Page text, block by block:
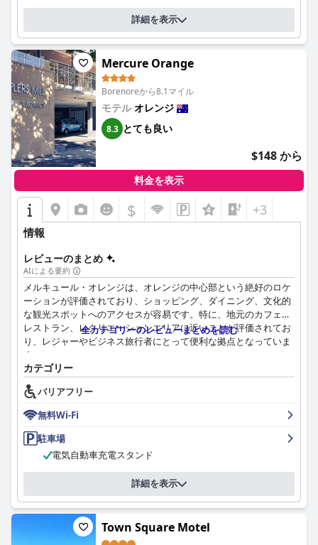
詳細を表示
Mercure Orange
Borenoreから8.1マイル
モテルオレンジ
8.3 とても良い
$148 から
料金を表示
$ +3
情報
レビューのまとめ
AIによる要約
メルキュール・オレンジは、オレンジの中心部という絶好のロケ
ーションが評価されており、ショッピング、ダイニング、文化的
な観光スポットへのアクセスが容易です。特に、地元のカフェ、
レストラン、レクリエーションエリアに近いことが評価されてお
り、レジャーやビジネス旅行者にとって便利な拠点となっていま
す。
ホテルの客室は、清潔さ、モダンな内装、快適さが特徴で、広々
とした空間、スタイリッシュなデザイン、大型スマートテレビや
効率的なエアコンなどのアメニティを楽しむ宿泊客が多くいま
す。特にベッドはその快適さが評価されており、安らかな滞在に
貢献しています。薄暗い照明やメンテナンスに関する問題などの
小さな問題が時々報告されていますが、客室に対する全体的な評
価は肯定的です。
メルキュール・オレンジの清掃への取り組みは客室にとどまら
ず、公共エリアや施設も「申し分のないほど清潔」とよく評され
ています。礼儀正しく親切なスタッフは、宿泊客の体験をさらに
向上させており、多くのレビューでフレンドリーでプロフェッシ
ョナルなサービスを受けたと強調しています。
全カテゴリーのレビューまとめを読む
カテゴリー
バリアフリー
無料Wi-Fi
駐車場
電気自動車充電スタンド
詳細を表示
Town Square Motel